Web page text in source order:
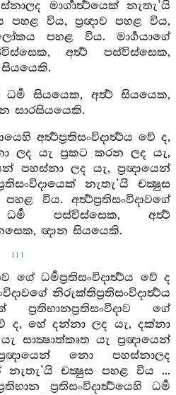
මාර්‍ගාර්‍ත්‍ථයෙක් නැතැ’යි
පහළ විය, ප්‍රඥාව පහළ විය,
පහළ විය. මාර්‍ගයාගේ
අර්‍ත්‍ථ පස්විස්සෙක,
සියයෙක, අර්‍ත්‍ථ සියයෙක,
සාරසියයෙකි.
අර්‍ත්‍ථප්‍රතිසංවිදාර්‍ත්‍ථය වේ ද,
ලද යැ ප්‍රකට කරන ලද යැ,
පහස්නා ලද යැ, ප්‍රඥායෙන්
නැතැ’යි චක්‍ෂුස
විය. අර්‍ත්‍ථප්‍රතිසංවිදාවගේ
ධර්‍ම පස්විස්සෙක, අර්‍ත්‍ථ
ඥාන සියයෙකි.
111
ගේ ධර්‍මප්‍රතිසංවිදාර්‍ත්‍ථය වේ ද
නිරුක්තිප්‍රතිසංවිදාර්‍ත්‍ථය
ගේ
වේ ද, හේ දන්නා ලද යැ, දක්නා
සාක්‍ෂාත්කෘත යැ ප්‍රඥායෙන්
නො පහස්නාලද
නැතැ’යි චක්‍ෂුස පහළ විය ...
ප්‍රතිසංවිදාර්‍ත්‍ථයෙහි ධර්‍ම